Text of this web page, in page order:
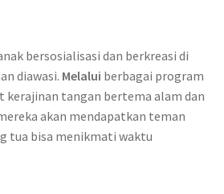
bersosialisasi dan berkreasi di
diawasi. Melalui berbagai program
kerajinan tangan bertema alam dan
akan mendapatkan teman
tua bisa menikmati waktu